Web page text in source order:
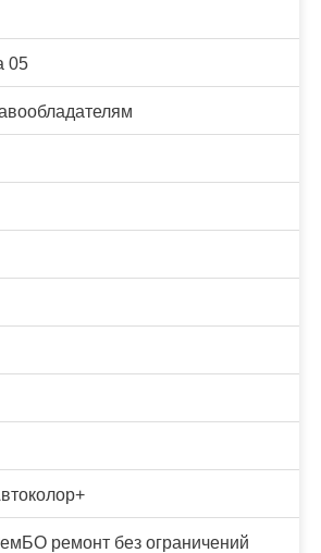
05
ремонт без ограничений